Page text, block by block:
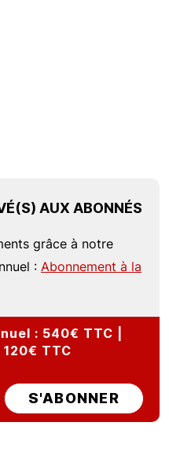
AUX ABONNÉS
grâce à notre
: Abonnement à la
: 540€ TTC |
120€ TTC
S'ABONNER